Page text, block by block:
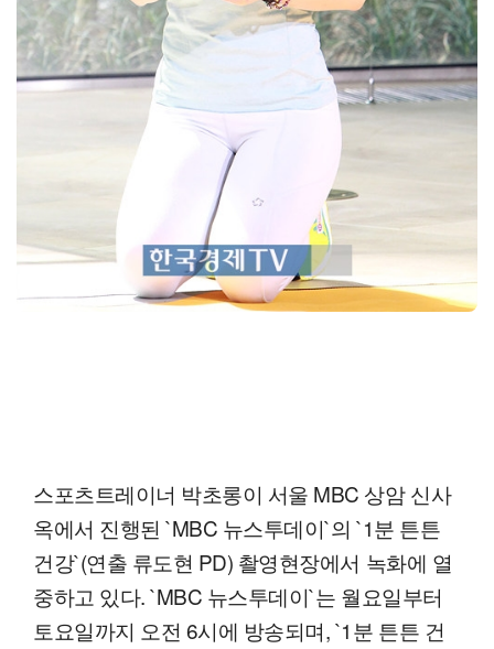
스포츠트레이너 박초롱이 서울 MBC 상암 신사
옥에서 진행된 `MBC 뉴스투데이`의 `1분 튼튼
건강`(연출 류도현 PD) 촬영현장에서 녹화에 열
중하고 있다. `MBC 뉴스투데이`는 월요일부터
토요일까지 오전 6시에 방송되며, `1분 튼튼 건